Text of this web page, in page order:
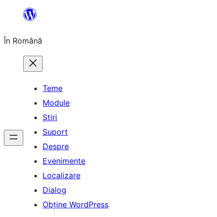
conținut
În Română
Teme
Module
Știri
Suport
Despre
Evenimente
Localizare
Dialog
Obține WordPress